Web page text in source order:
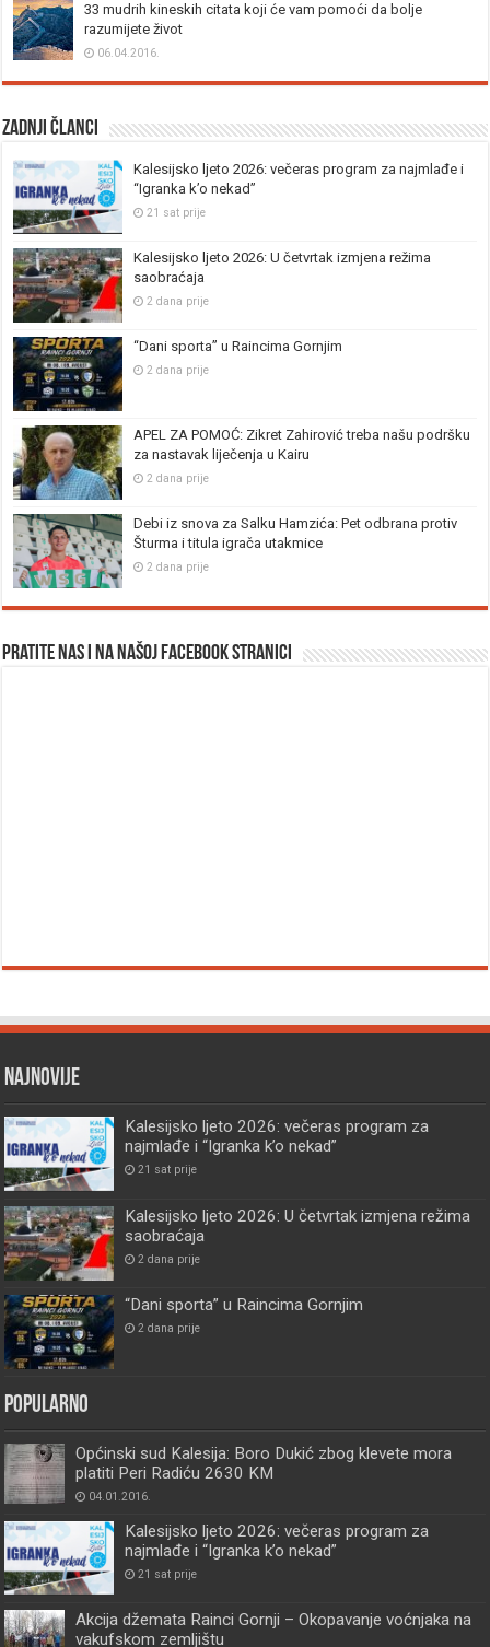
33 mudrih kineskih citata koji će vam pomoći da bolje
razumijete život
06.04.2016.
Zadnji članci
Kalesijsko ljeto 2026: večeras program za najmlađe i
“Igranka k’o nekad”
21 sat prije
Kalesijsko ljeto 2026: U četvrtak izmjena režima
saobraćaja
2 dana prije
“Dani sporta” u Raincima Gornjim
2 dana prije
APEL ZA POMOĆ: Zikret Zahirović treba našu podršku
za nastavak liječenja u Kairu
2 dana prije
Debi iz snova za Salku Hamzića: Pet odbrana protiv
Šturma i titula igrača utakmice
2 dana prije
Pratite nas i na našoj facebook stranici
Najnovije
Kalesijsko ljeto 2026: večeras program za
najmlađe i “Igranka k’o nekad”
21 sat prije
Kalesijsko ljeto 2026: U četvrtak izmjena režima
saobraćaja
2 dana prije
“Dani sporta” u Raincima Gornjim
2 dana prije
Popularno
Općinski sud Kalesija: Boro Dukić zbog klevete mora
platiti Peri Radiću 2630 KM
04.01.2016.
Kalesijsko ljeto 2026: večeras program za
najmlađe i “Igranka k’o nekad”
21 sat prije
Akcija džemata Rainci Gornji – Okopavanje voćnjaka na
vakufskom zemljištu